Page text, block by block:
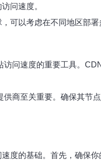
问速度。
可以考虑在不同地区部
访问速度的重要工具。
商至关重要。确保其节
度的基础。首先，确保